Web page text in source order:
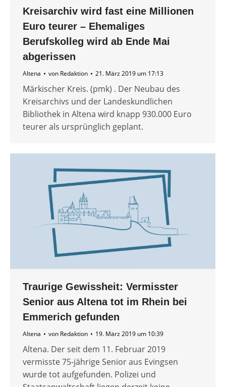
Kreisarchiv wird fast eine Millionen
Euro teurer – Ehemaliges
Berufskolleg wird ab Ende Mai
abgerissen
Altena von Redaktion 21. März 2019 um 17:13
Märkischer Kreis. (pmk) . Der Neubau des
Kreisarchivs und der Landeskundlichen
Bibliothek in Altena wird knapp 930.000 Euro
teurer als ursprünglich geplant.
Traurige Gewissheit: Vermisster
Senior aus Altena tot im Rhein bei
Emmerich gefunden
Altena von Redaktion 19. März 2019 um 10:39
Altena. Der seit dem 11. Februar 2019
vermisste 75-jährige Senior aus Evingsen
wurde tot aufgefunden. Polizei und